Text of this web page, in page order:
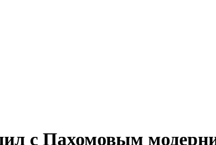
с Пахомовым